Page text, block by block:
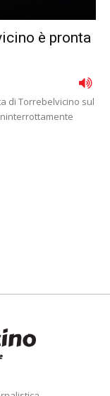
è pronta
di Torrebelvicino sul